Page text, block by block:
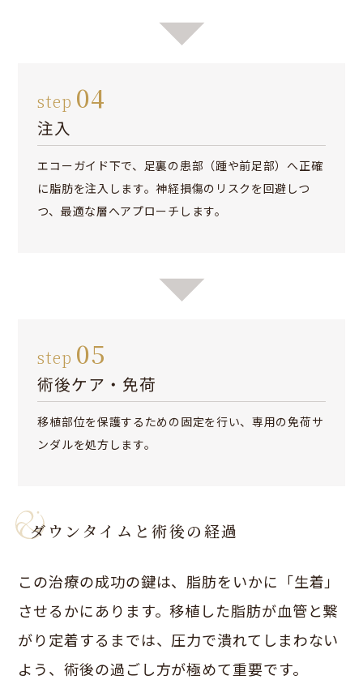
step 04
注入
エコーガイド下で、足裏の患部（踵や前足部）へ正確
に脂肪を注入します。神経損傷のリスクを回避しつ
つ、最適な層へアプローチします。
step 05
術後ケア・免荷
移植部位を保護するための固定を行い、専用の免荷サ
ンダルを処方します。
ダウンタイムと術後の経過
この治療の成功の鍵は、脂肪をいかに「生着」
させるかにあります。移植した脂肪が血管と繋
がり定着するまでは、圧力で潰れてしまわない
よう、術後の過ごし方が極めて重要です。